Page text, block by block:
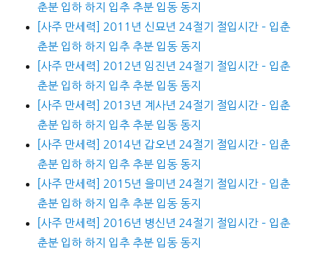
춘분 입하 하지 입추 추분 입동 동지
[사주 만세력] 2011년 신묘년 24절기 절입시간 – 입춘
춘분 입하 하지 입추 추분 입동 동지
[사주 만세력] 2012년 임진년 24절기 절입시간 – 입춘
춘분 입하 하지 입추 추분 입동 동지
[사주 만세력] 2013년 계사년 24절기 절입시간 – 입춘
춘분 입하 하지 입추 추분 입동 동지
[사주 만세력] 2014년 갑오년 24절기 절입시간 – 입춘
춘분 입하 하지 입추 추분 입동 동지
[사주 만세력] 2015년 을미년 24절기 절입시간 – 입춘
춘분 입하 하지 입추 추분 입동 동지
[사주 만세력] 2016년 병신년 24절기 절입시간 – 입춘
춘분 입하 하지 입추 추분 입동 동지